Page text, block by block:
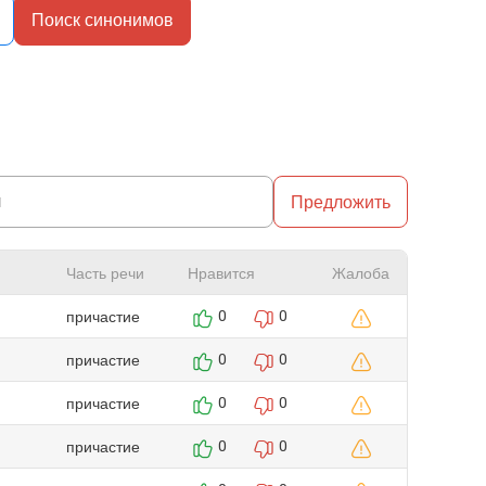
Поиск синонимов
Предложить
Часть речи Нравится Жалоба
причастие 0 0
причастие 0 0
причастие 0 0
причастие 0 0